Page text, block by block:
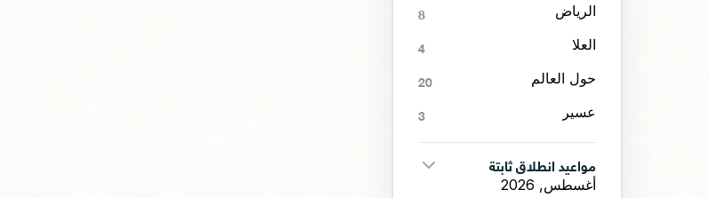
الرياض 8
العلا 4
حول العالم 20
عسير 3
مواعيد انطلاق ثابتة
أغسطس, 2026